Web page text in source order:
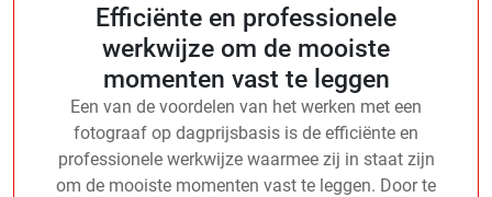
Efficiënte en professionele
werkwijze om de mooiste
momenten vast te leggen
Een van de voordelen van het werken met een
fotograaf op dagprijsbasis is de efficiënte en
professionele werkwijze waarmee zij in staat zijn
om de mooiste momenten vast te leggen. Door te